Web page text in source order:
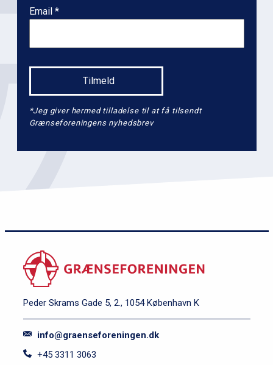
Email
*Jeg giver hermed tilladelse til at få tilsendt
Grænseforeningens nyhedsbrev
Peder Skrams Gade 5, 2., 1054 København K
info@graenseforeningen.dk
+45 3311 3063